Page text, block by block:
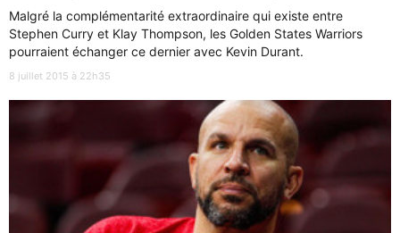
Malgré la complémentarité extraordinaire qui existe entre
Stephen Curry et Klay Thompson, les Golden States Warriors
pourraient échanger ce dernier avec Kevin Durant.
8 juillet 2015 à 22h35